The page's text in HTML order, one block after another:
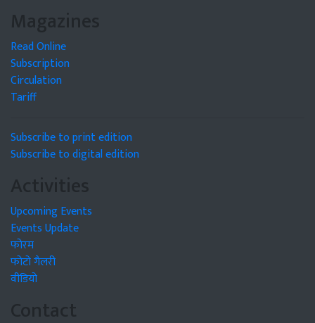
Magazines
Read Online
Subscription
Circulation
Tariff
Subscribe to print edition
Subscribe to digital edition
Activities
Upcoming Events
Events Update
फोरम
फोटो गैलरी
वीडियो
Contact